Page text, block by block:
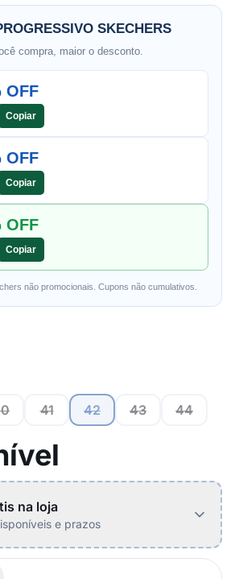
SKECHERS
compra, maior o desconto.
OFF
Copiar
OFF
Copiar
OFF
Copiar
não promocionais. Cupons não cumulativos.
41 42 43 44
na loja
e prazos